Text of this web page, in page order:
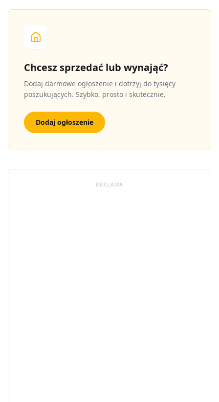
Chcesz sprzedać lub wynająć?
Dodaj darmowe ogłoszenie i dotrzyj do tysięcy
poszukujących. Szybko, prosto i skutecznie.
Dodaj ogłoszenie
REKLAMA